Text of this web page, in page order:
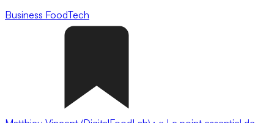
Business FoodTech